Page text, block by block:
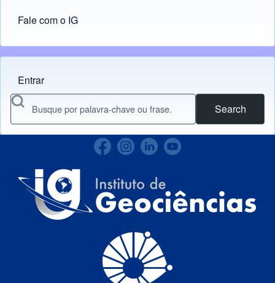
Fale com o IG
Menu do usuário
Entrar
Search